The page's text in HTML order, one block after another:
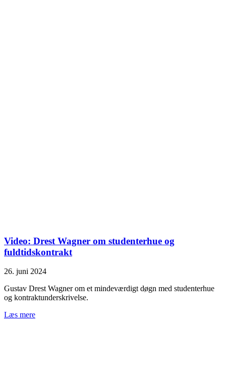
Video: Drest Wagner om studenterhue og
fuldtidskontrakt
26. juni 2024
Gustav Drest Wagner om et mindeværdigt døgn med studenterhue
og kontraktunderskrivelse.
Læs mere